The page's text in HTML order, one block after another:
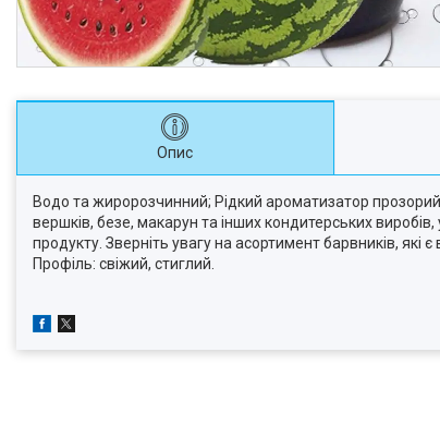
Опис
Водо та жиророзчинний; Рідкий ароматизатор
вершків, безе, макарун та інших кондитерських
продукту. Зверніть увагу на асортимент барвників, які
Профіль: свіжий, стиглий.